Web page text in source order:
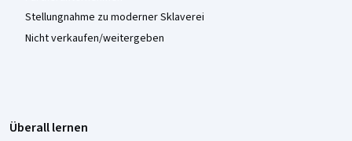
Stellungnahme zu moderner Sklaverei
Nicht verkaufen/weitergeben
Überall lernen